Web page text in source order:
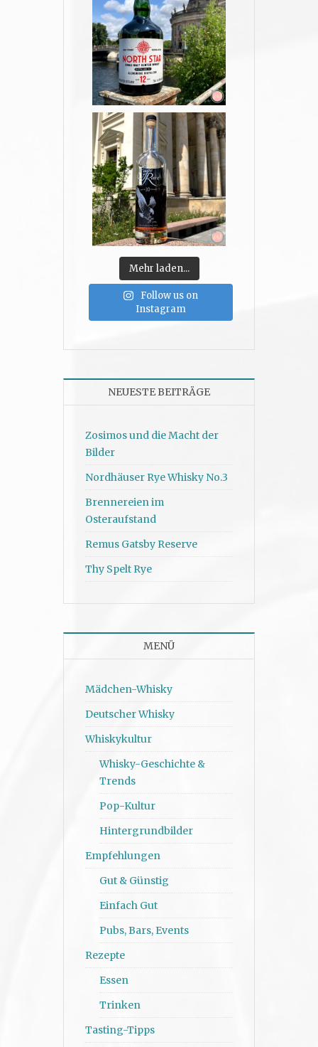
Mehr laden...
Follow us on
Instagram
NEUESTE BEITRÄGE
Zosimos und die Macht der
Bilder
Nordhäuser Rye Whisky No.3
Brennereien im
Osteraufstand
Remus Gatsby Reserve
Thy Spelt Rye
MENÜ
Mädchen-Whisky
Deutscher Whisky
Whiskykultur
Whisky-Geschichte &
Trends
Pop-Kultur
Hintergrundbilder
Empfehlungen
Gut & Günstig
Einfach Gut
Pubs, Bars, Events
Rezepte
Essen
Trinken
Tasting-Tipps